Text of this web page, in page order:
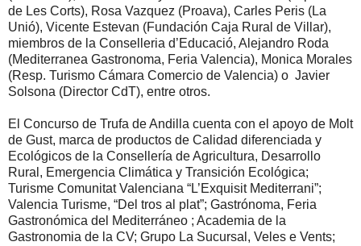
de Les Corts), Rosa Vazquez (Proava), Carles Peris (La
Unió), Vicente Estevan (Fundación Caja Rural de Villar),
miembros de la Conselleria d’Educació, Alejandro Roda
(Mediterranea Gastronoma, Feria Valencia), Monica Morales
(Resp. Turismo Cámara Comercio de Valencia) o Javier
Solsona (Director CdT), entre otros.
El Concurso de Trufa de Andilla cuenta con el apoyo de Molt
de Gust, marca de productos de Calidad diferenciada y
Ecológicos de la Consellería de Agricultura, Desarrollo
Rural, Emergencia Climática y Transición Ecológica;
Turisme Comunitat Valenciana “L’Exquisit Mediterrani”;
Valencia Turisme, “Del tros al plat”; Gastrónoma, Feria
Gastronómica del Mediterráneo ; Academia de la
Gastronomia de la CV; Grupo La Sucursal, Veles e Vents;